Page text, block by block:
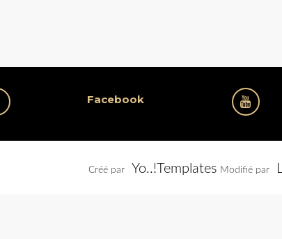
Facebook
Créé par Yo..!Templates Modifié par